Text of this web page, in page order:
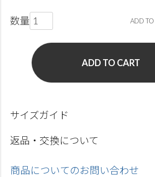
ADD TO
ADD TO CART
サイズガイド
返品・交換について
商品についてのお問い合わせ